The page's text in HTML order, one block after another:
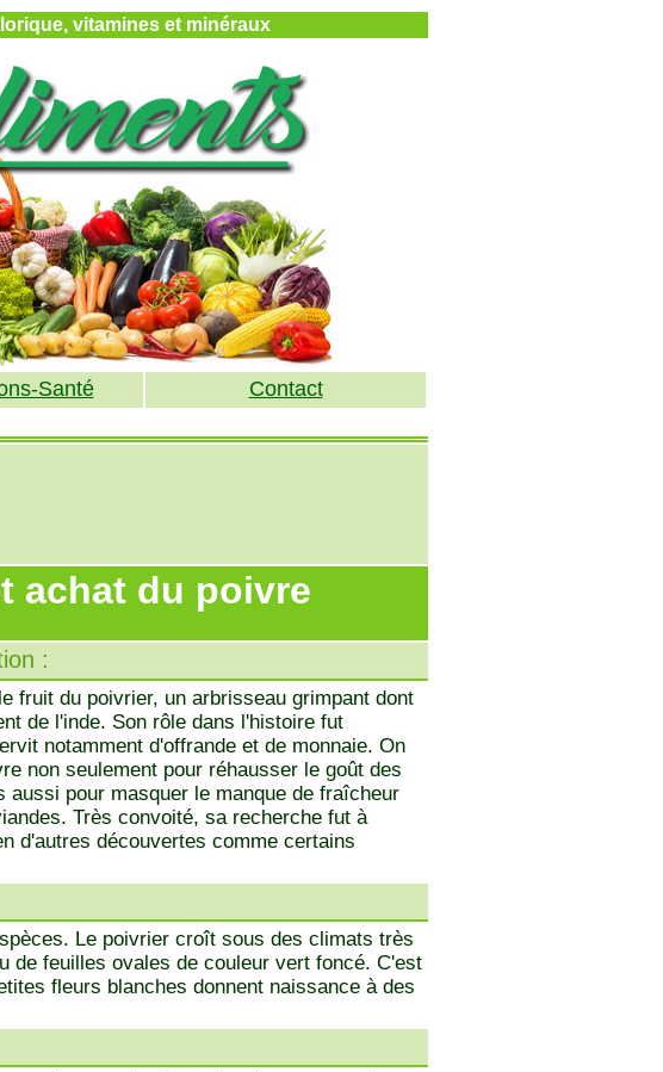
vitamines et minéraux
Santé Contact
achat du poivre
:
fruit du poivrier, un arbrisseau grimpant dont
de l'inde. Son rôle dans l'histoire fut
notamment d'offrande et de monnaie. On
non seulement pour réhausser le goût des
aussi pour masquer le manque de fraîcheur
Très convoité, sa recherche fut à
d'autres découvertes comme certains
Le poivrier croît sous des climats très
de feuilles ovales de couleur vert foncé. C'est
fleurs blanches donnent naissance à des